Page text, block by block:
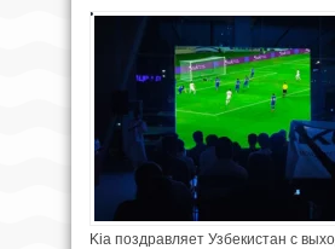
Kia поздравляет Узбекистан с